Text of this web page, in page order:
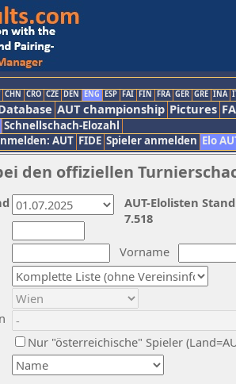
CHN CRO CZE DEN ENG ESP FAI FIN FRA GER GRE INA
AUT championship Pictures
Schnellschach-Elozahl
AUT FIDE Spieler anmelden Elo
den offiziellen
Vorname
Nur "österreichische" Spieler
AUT-Elolisten
7.518